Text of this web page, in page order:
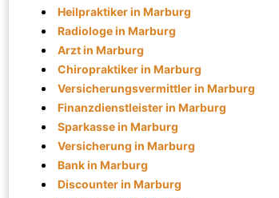
Heilpraktiker in Marburg
Radiologe in Marburg
Arzt in Marburg
Chiropraktiker in Marburg
Versicherungsvermittler in Marburg
Finanzdienstleister in Marburg
Sparkasse in Marburg
Versicherung in Marburg
Bank in Marburg
Discounter in Marburg